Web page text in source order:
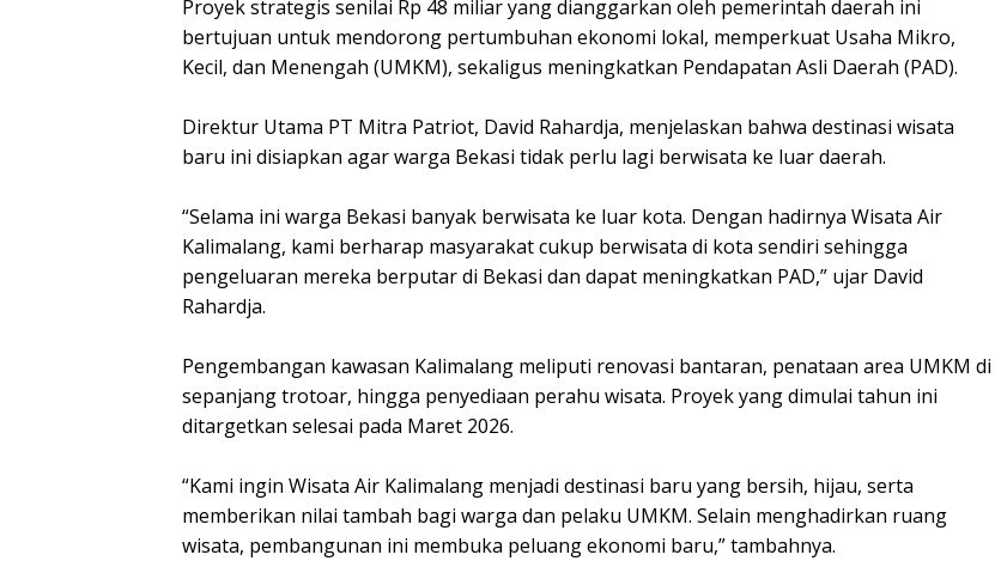
‎Proyek strategis senilai Rp 48 miliar yang dianggarkan oleh pemerintah daerah ini
bertujuan untuk mendorong pertumbuhan ekonomi lokal, memperkuat Usaha Mikro,
Kecil, dan Menengah (UMKM), sekaligus meningkatkan Pendapatan Asli Daerah (PAD).
‎Direktur Utama PT Mitra Patriot, David Rahardja, menjelaskan bahwa destinasi wisata
baru ini disiapkan agar warga Bekasi tidak perlu lagi berwisata ke luar daerah.
‎“Selama ini warga Bekasi banyak berwisata ke luar kota. Dengan hadirnya Wisata Air
Kalimalang, kami berharap masyarakat cukup berwisata di kota sendiri sehingga
pengeluaran mereka berputar di Bekasi dan dapat meningkatkan PAD,” ujar David
Rahardja.
‎Pengembangan kawasan Kalimalang meliputi renovasi bantaran, penataan area UMKM di
sepanjang trotoar, hingga penyediaan perahu wisata. Proyek yang dimulai tahun ini
ditargetkan selesai pada Maret 2026.
‎“Kami ingin Wisata Air Kalimalang menjadi destinasi baru yang bersih, hijau, serta
memberikan nilai tambah bagi warga dan pelaku UMKM. Selain menghadirkan ruang
wisata, pembangunan ini membuka peluang ekonomi baru,” tambahnya.